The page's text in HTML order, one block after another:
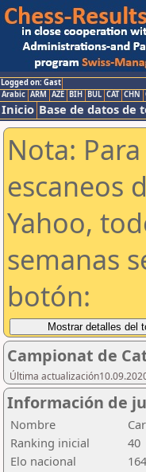
Logged on: Gast
Arabic ARM AZE BIH BUL CAT CHN
Inicio Base de datos de
Nota:
escaneos
Yahoo,
semanas
botón:
Campionat de
Última
Información de
Nombre
Ranking inicial
40
Elo nacional